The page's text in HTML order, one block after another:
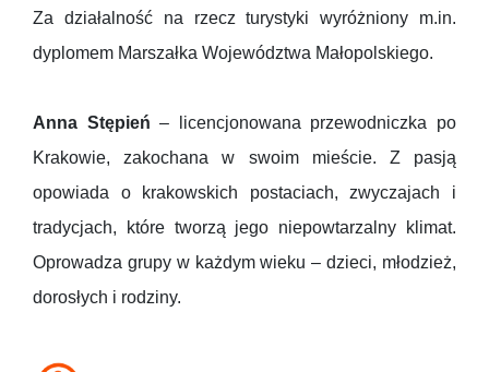
Za działalność na rzecz turystyki wyróżniony m.in.
dyplomem Marszałka Województwa Małopolskiego.
Anna Stępień – licencjonowana przewodniczka po
Krakowie, zakochana w swoim mieście. Z pasją
opowiada o krakowskich postaciach, zwyczajach i
tradycjach, które tworzą jego niepowtarzalny klimat.
Oprowadza grupy w każdym wieku – dzieci, młodzież,
dorosłych i rodziny.